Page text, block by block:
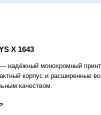
X 1643
надёжный монохромный
корпус и расширенные
качеством.